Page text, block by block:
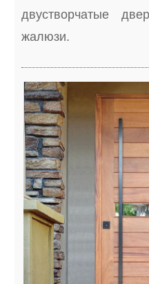
двустворчатые
жалюзи.